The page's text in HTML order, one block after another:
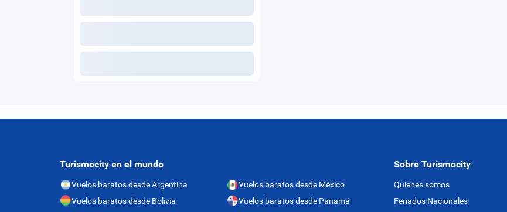
Turismocity en el mundo
Vuelos baratos desde Argentina
Vuelos baratos desde Bolivia
Vuelos baratos desde México
Vuelos baratos desde Panamá
Sobre Turismocity
Quienes somos
Feriados Nacionales